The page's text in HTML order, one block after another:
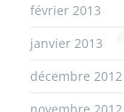
février 2013
janvier 2013
décembre 2012
novembre 2012